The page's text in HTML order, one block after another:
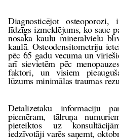
Diagnosticējot
līdzīgs izmeklējums, ko sauc
nosaka kaulu minerālvielu
kaulā. Osteodensitometriju
pēc 65 gadu vecuma un
arī sievietēm pēc
faktori, un visiem
lūzums minimālas traumas
Detalizētāku informāciju
piemēram, tālruņa
pieteiktos uz
iedzīvotāji varēs saņemt,